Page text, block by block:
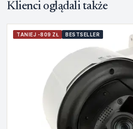
Klienci oglądali także
TANIEJ -809 ZŁ BESTSELLER